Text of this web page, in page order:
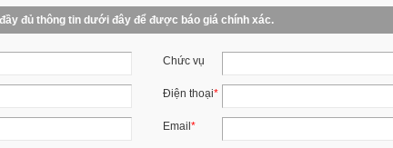
đủ thông tin dưới đây để được báo giá chính xác.
Chức vụ
Điện thoại*
Email *